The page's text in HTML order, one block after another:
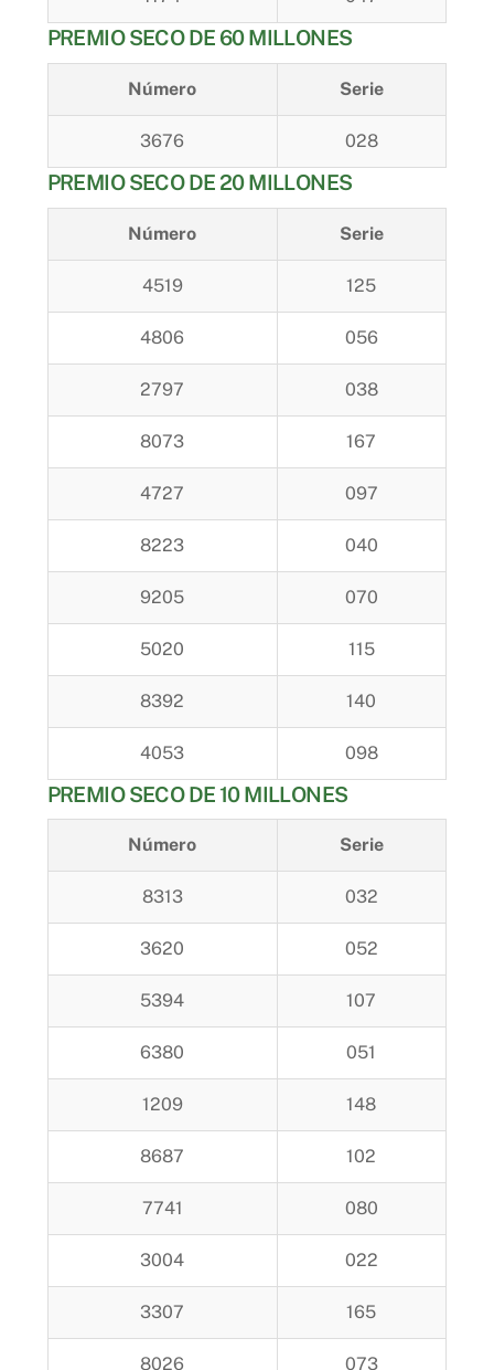
PREMIO SECO DE 60 MILLONES
Número Serie
3676 028
PREMIO SECO DE 20 MILLONES
Número Serie
4519 125
4806 056
2797 038
8073 167
4727 097
8223 040
9205 070
5020 115
8392 140
4053 098
PREMIO SECO DE 10 MILLONES
Número Serie
8313 032
3620 052
5394 107
6380 051
1209 148
8687 102
7741 080
3004 022
3307 165
8026 073